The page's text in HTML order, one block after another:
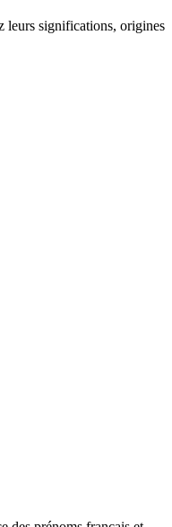
leurs significations, origines